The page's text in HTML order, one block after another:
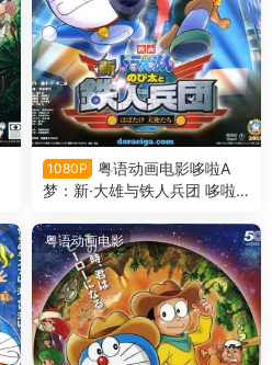
1080P
粤语动画电影哆啦A
梦：新·大雄与铁人兵团 哆啦A
粤语版
粤语动画电影